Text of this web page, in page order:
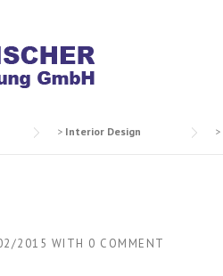
> Interior Design >
2015 WITH 0 COMMENT